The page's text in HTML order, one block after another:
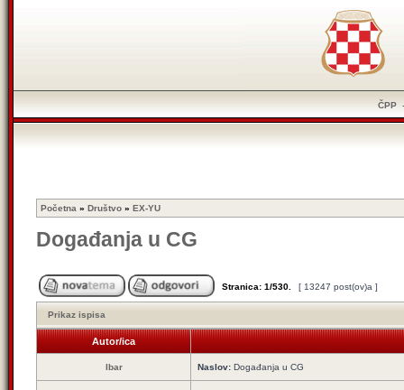
ČPP
Početna » Društvo » EX-YU
Događanja u CG
Stranica: 1/530 [ 13247 post(ov)a ]
Prikaz ispisa
Autor/ica
Ibar Naslov: Događanja u CG